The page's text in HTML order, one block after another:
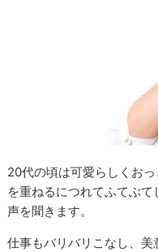
20代の頃は可愛らしくお
を重ねるにつれてふてぶ
声を聞きます。
仕事もバリバリこなし、